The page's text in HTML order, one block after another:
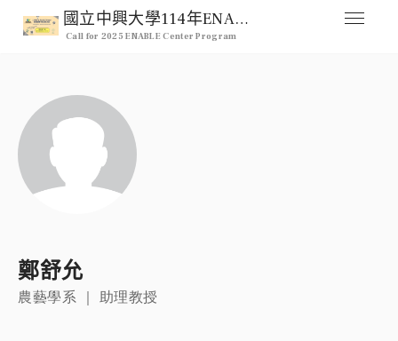
國立中興大學114年ENABLE Center 跨領域整合型研究計畫徵求公告
Call for 2025 ENABLE Center Program
人才列表
Professional
註冊
登入
Login
鄭舒允
農藝學系 ｜ 助理教授